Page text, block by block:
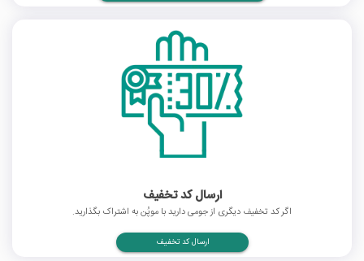
ارسال کد تخفیف
اگر کد تخفیف دیگری از جومی دارید با موپُن به اشتراک بگذارید.
ارسال کد تخفیف